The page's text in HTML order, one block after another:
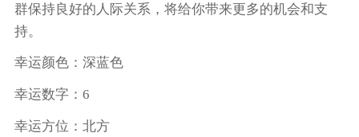
群保持良好的人际关系，将给你带来更多的机会和支
持。
幸运颜色：深蓝色
幸运数字：6
幸运方位：北方